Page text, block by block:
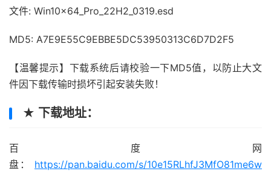
文件: Win10x64_Pro_22H2_0319.esd
MD5: A7E9E55C9EBBE5DC53950313C6D7D2F5
【温馨提示】下载系统后请校验一下MD5值，以防止大文
件因下载传输时损坏引起安装失败！
★ 下载地址：
百度网
盘： https://pan.baidu.com/s/10e15RLhfJ3MfO81me6w